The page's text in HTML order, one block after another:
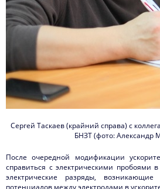
Сергей Таскаев (крайний справа) с
БНЗТ (фото: Александр
После очередной модификации
справиться с электрическими пробоями
электрические разряды,
потенциалов между электродами в